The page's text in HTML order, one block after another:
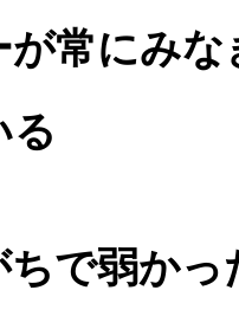
が常にみ
る
ちで弱か